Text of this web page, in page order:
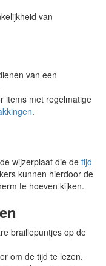
van
van een
items met regelmatige
.
wijzerplaat die de tijd
kunnen hierdoor de
te hoeven kijken.
braillepuntjes op de
om de tijd te lezen.